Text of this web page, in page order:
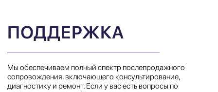
ПОДДЕРЖКА
Мы обеспечиваем полный спектр послепродажного
сопровождения, включающего консультирование,
диагностику и ремонт. Если у вас есть вопросы по